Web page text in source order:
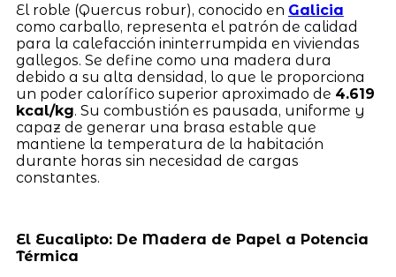
El roble (Quercus robur), conocido en Galicia
como carballo, representa el patrón de calidad
para la calefacción ininterrumpida en viviendas
gallegos. Se define como una madera dura
debido a su alta densidad, lo que le proporciona
un poder calorífico superior aproximado de 4.619
kcal/kg. Su combustión es pausada, uniforme y
capaz de generar una brasa estable que
mantiene la temperatura de la habitación
durante horas sin necesidad de cargas
constantes.
El Eucalipto: De Madera de Papel a Potencia
Térmica